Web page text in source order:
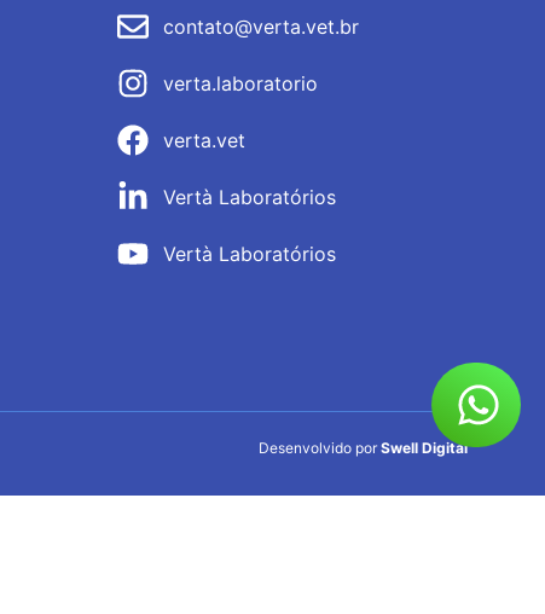
contato@verta.vet.br
verta.laboratorio
verta.vet
Vertà Laboratórios
Vertà Laboratórios
Desenvolvido por Swell Digital